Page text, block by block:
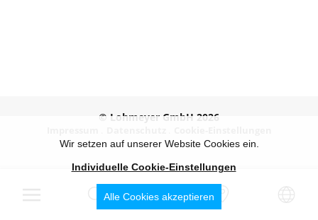
© Lohmeyer GmbH 2026
Wir setzen auf unserer Website Cookies ein.
Individuelle Cookie-Einstellungen
Alle Cookies akzeptieren